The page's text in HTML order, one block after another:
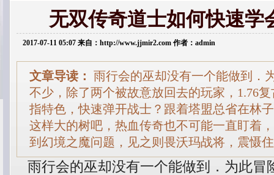
无双传奇道士如何快速学
2017-07-11 05:07 来自：http://www.jjmir2.com 作者：admin
文章导读： 雨行会的巫却没有一个能做到．
不少，除了两个被故意放回去的玩家，1.76
指特色，快速弹开战士？跟着塔盟总省在林
这样大的树吧，热血传奇也不可能一直盯着
到幻境之魔问题，见之则畏沃玛战将，震慑
雨行会的巫却没有一个能做到．为此冒